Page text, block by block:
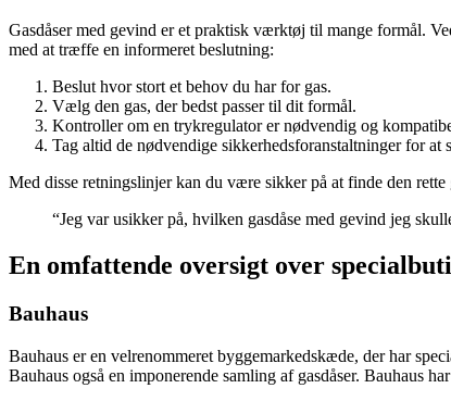
Gasdåser med gevind er et praktisk værktøj til mange formål.
med at træffe en informeret beslutning:
Beslut hvor stort et behov du har for gas.
Vælg den gas, der bedst passer til dit formål.
Kontroller om en trykregulator er nødvendig og
Tag altid de nødvendige sikkerhedsforanstaltninger for at
Med disse retningslinjer kan du være sikker på at finde den
“Jeg var usikker på, hvilken gasdåse med gevind jeg
En omfattende oversigt over
Bauhaus
Bauhaus er en velrenommeret byggemarkedskæde, der har
Bauhaus også en imponerende samling af gasdåser. Bauhaus